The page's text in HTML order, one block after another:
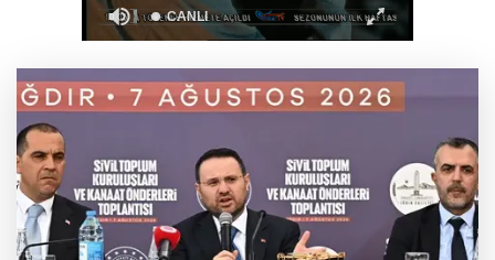
Zabıtadan gurbetçi yaşlı çifte yardım eli